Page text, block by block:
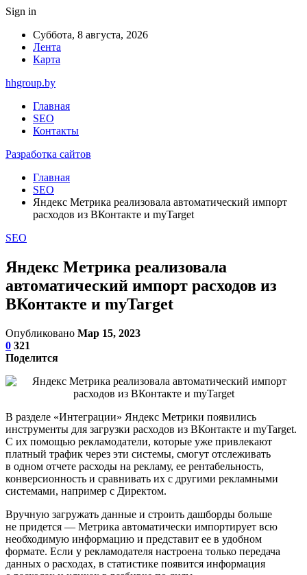
Sign in
Суббота, 8 августа, 2026
Лента
Карта
hhgroup.by
Главная
SEO
Контакты
Разработка сайтов
Главная
SEO
Яндекс Метрика реализовала автоматический импорт
расходов из ВКонтакте и myTarget
SEO
Яндекс Метрика реализовала
автоматический импорт расходов из
ВКонтакте и myTarget
Опубликовано Мар 15, 2023
0 321
Поделится
В разделе «Интеграции» Яндекс Метрики появились
инструменты для загрузки расходов из ВКонтакте и myTarget.
С их помощью рекламодатели, которые уже привлекают
платный трафик через эти системы, смогут отслеживать
в одном отчете расходы на рекламу, ее рентабельность,
конверсионность и сравнивать их с другими рекламными
системами, например с Директом.
Вручную загружать данные и строить дашборды больше
не придется — Метрика автоматически импортирует всю
необходимую информацию и представит ее в удобном
формате. Если у рекламодателя настроена только передача
данных о расходах, в статистике появится информация